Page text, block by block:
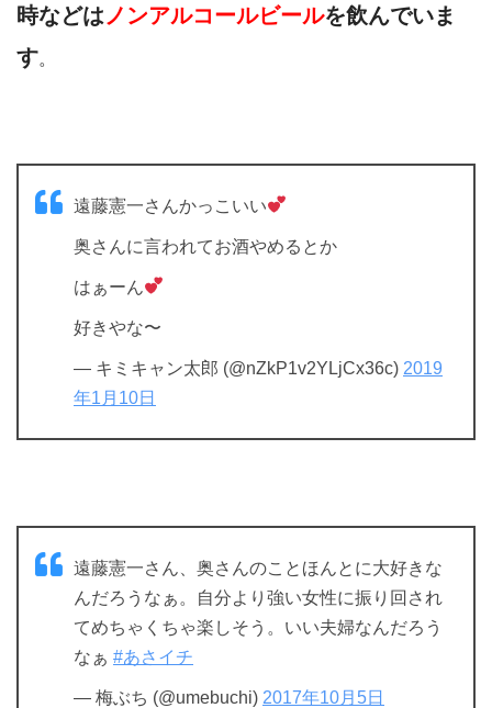
時などは ノンアルコールビールを飲んでいま
す。
遠藤憲一さんかっこいい
奥さんに言われてお酒やめるとか
はぁーん
好きやな〜
— キミキャン太郎 (@nZkP1v2YLjCx36c) 2019
年1月10日
遠藤憲一さん、奥さんのことほんとに大好きな
んだろうなぁ。自分より強い女性に振り回され
てめちゃくちゃ楽しそう。いい夫婦なんだろう
なぁ #あさイチ
— 梅ぶち (@umebuchi) 2017年10月5日